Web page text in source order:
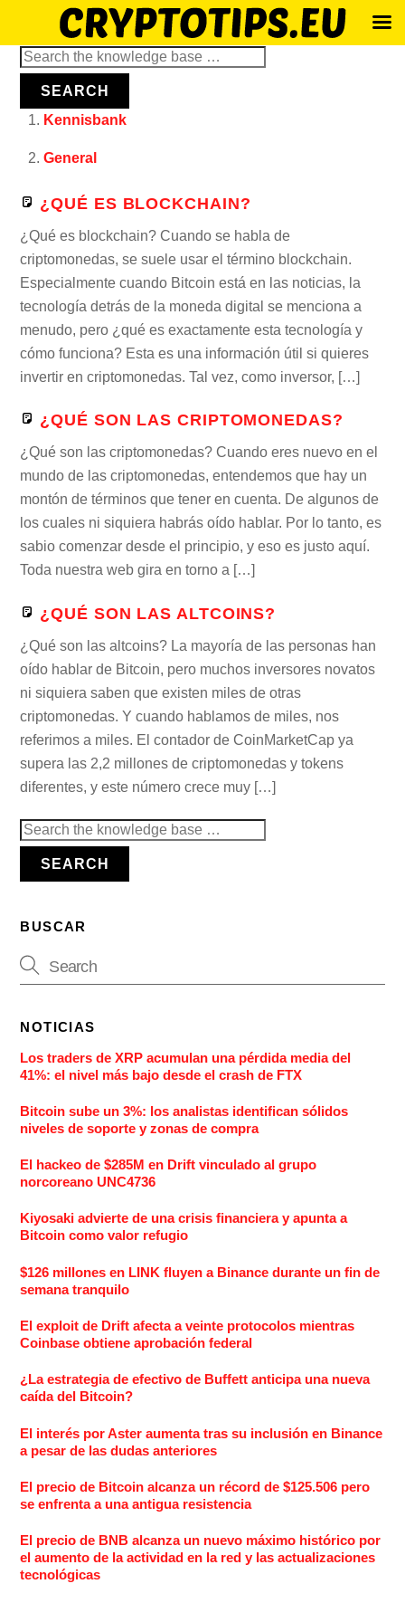
SkipSearch
SEARCH
Kennisbank
General
¿QUÉ ES BLOCKCHAIN?
¿Qué es blockchain? Cuando se habla de
criptomonedas, se suele usar el término blockchain.
Especialmente cuando Bitcoin está en las noticias, la
tecnología detrás de la moneda digital se menciona a
menudo, pero ¿qué es exactamente esta tecnología y
cómo funciona? Esta es una información útil si quieres
invertir en criptomonedas. Tal vez, como inversor, […]
¿QUÉ SON LAS CRIPTOMONEDAS?
¿Qué son las criptomonedas? Cuando eres nuevo en el
mundo de las criptomonedas, entendemos que hay un
montón de términos que tener en cuenta. De algunos de
los cuales ni siquiera habrás oído hablar. Por lo tanto, es
sabio comenzar desde el principio, y eso es justo aquí.
Toda nuestra web gira en torno a […]
¿QUÉ SON LAS ALTCOINS?
¿Qué son las altcoins? La mayoría de las personas han
oído hablar de Bitcoin, pero muchos inversores novatos
ni siquiera saben que existen miles de otras
criptomonedas. Y cuando hablamos de miles, nos
referimos a miles. El contador de CoinMarketCap ya
supera las 2,2 millones de criptomonedas y tokens
diferentes, y este número crece muy […]
Search
SEARCH
BUSCAR
NOTICIAS
Los traders de XRP acumulan una pérdida media del
41%: el nivel más bajo desde el crash de FTX
Bitcoin sube un 3%: los analistas identifican sólidos
niveles de soporte y zonas de compra
El hackeo de $285M en Drift vinculado al grupo
norcoreano UNC4736
Kiyosaki advierte de una crisis financiera y apunta a
Bitcoin como valor refugio
$126 millones en LINK fluyen a Binance durante un fin de
semana tranquilo
El exploit de Drift afecta a veinte protocolos mientras
Coinbase obtiene aprobación federal
¿La estrategia de efectivo de Buffett anticipa una nueva
caída del Bitcoin?
El interés por Aster aumenta tras su inclusión en Binance
a pesar de las dudas anteriores
El precio de Bitcoin alcanza un récord de $125.506 pero
se enfrenta a una antigua resistencia
El precio de BNB alcanza un nuevo máximo histórico por
el aumento de la actividad en la red y las actualizaciones
tecnológicas